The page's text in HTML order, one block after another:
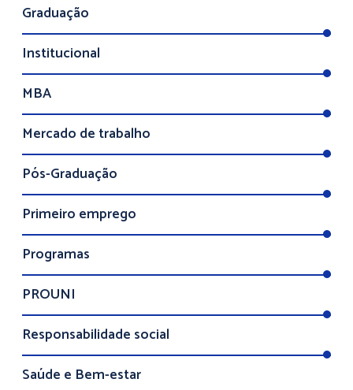
Graduação
Institucional
MBA
Mercado de trabalho
Pós-Graduação
Primeiro emprego
Programas
PROUNI
Responsabilidade social
Saúde e Bem-estar